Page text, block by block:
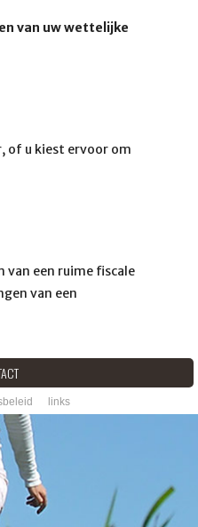
van uw wettelijke
of u kiest ervoor om
van een ruime fiscale
van een
links